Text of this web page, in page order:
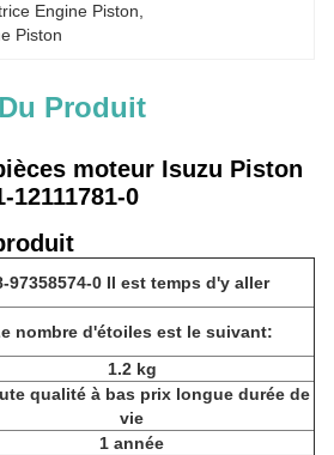
Engine Piston
Piston
Produit
moteur Isuzu Piston
12111781-0
97358574-0 Il est temps d'y aller
nombre d'étoiles est le suivant:
1.2 kg
qualité à bas prix longue durée de
vie
1 année